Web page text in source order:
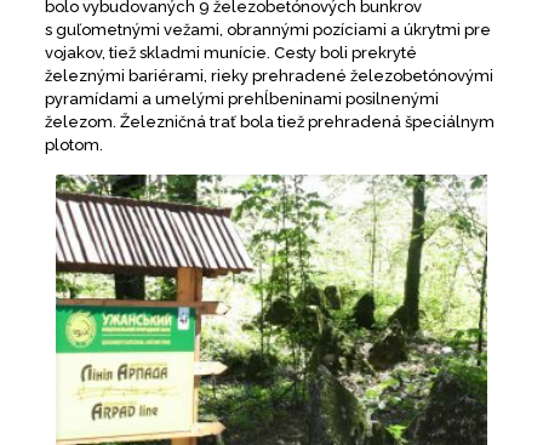
bolo vybudovaných 9 železobetónových bunkrov
s guľometnými vežami, obrannými pozíciami a úkrytmi pre
vojakov, tiež skladmi munície. Cesty boli prekryté
železnými bariérami, rieky prehradené železobetónovými
pyramídami a umelými prehĺbeninami posilnenými
železom. Železničná trať bola tiež prehradená špeciálnym
plotom.